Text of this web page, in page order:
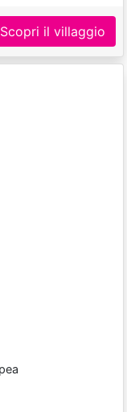
Scopri il villaggio